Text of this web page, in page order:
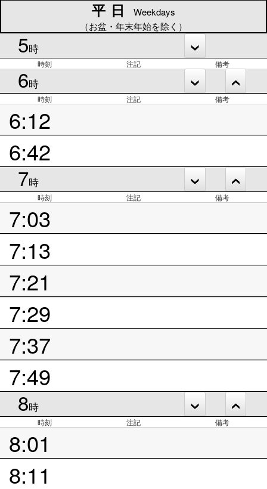
平日
Weekdays
（お盆・年末年始を除く）
5時
時刻 注記 備考
6時
時刻 注記 備考
6:12
6:42
7時
時刻 注記 備考
7:03
7:13
7:21
7:29
7:37
7:49
8時
時刻 注記 備考
8:01
8:11